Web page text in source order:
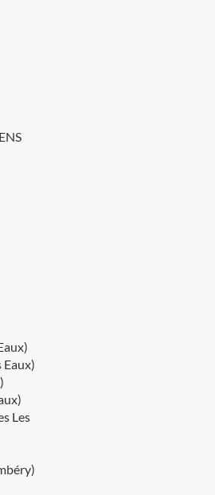
Eaux)
Les